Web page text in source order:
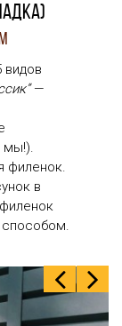
видов
—
мы!).
филенок.
в